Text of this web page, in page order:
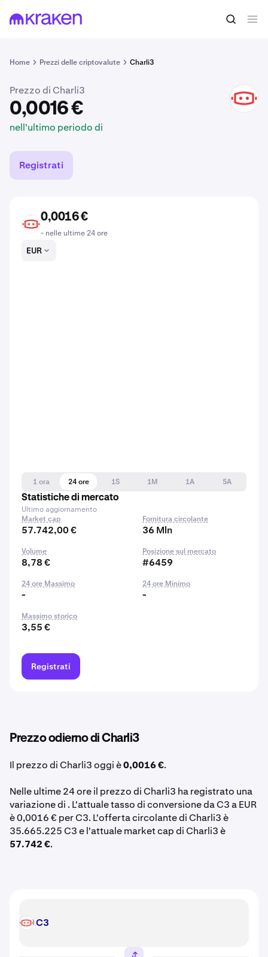
Home Prezzi delle criptovalute Charli3
0,0016 € Acquista C3
Prezzo di Charli3
0,0016 €
nell'ultimo periodo di
C3
Registrati
C3
0,0016 €
- nelle ultime 24 ore
EUR
1 ora 24 ore 1S 1M 1A
5A
Statistiche di mercato
Ultimo aggiornamento
Market cap
57.742,00 €
Fornitura circolante
36 Mln
Volume
8,78 €
Posizione sul mercato
#6459
24 ore Massimo
-
24 ore Minimo
-
Massimo storico
3,55 €
Registrati
Prezzo odierno di Charli3
Il prezzo di Charli3 oggi è0,0016 €.
Nelle ultime 24 ore il prezzo di Charli3 ha registrato una
variazione di . L'attuale tasso di conversione da C3 a EUR
è 0,0016 € per C3. L'offerta circolante di Charli3 è
35.665.225 C3 e l'attuale market cap di Charli3 è
57.742 €.
C3 C3